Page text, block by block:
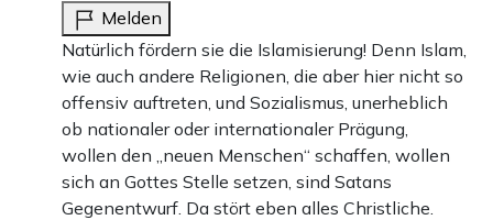
Melden
Natürlich fördern sie die Islamisierung! Denn Islam,
wie auch andere Religionen, die aber hier nicht so
offensiv auftreten, und Sozialismus, unerheblich
ob nationaler oder internationaler Prägung,
wollen den „neuen Menschen“ schaffen, wollen
sich an Gottes Stelle setzen, sind Satans
Gegenentwurf. Da stört eben alles Christliche.